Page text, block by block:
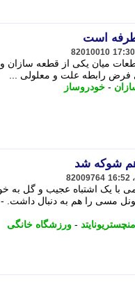
82010010
میان یکی از قطعه
فرض رابطه علت و معلولی ...
- خودروساز
هم شوکه شد
82009764
با یک اشتباه عجیب و گل به
مسی را هم به دنبال داشت. -
منچستریونایتد - ورزشگاه خانگی